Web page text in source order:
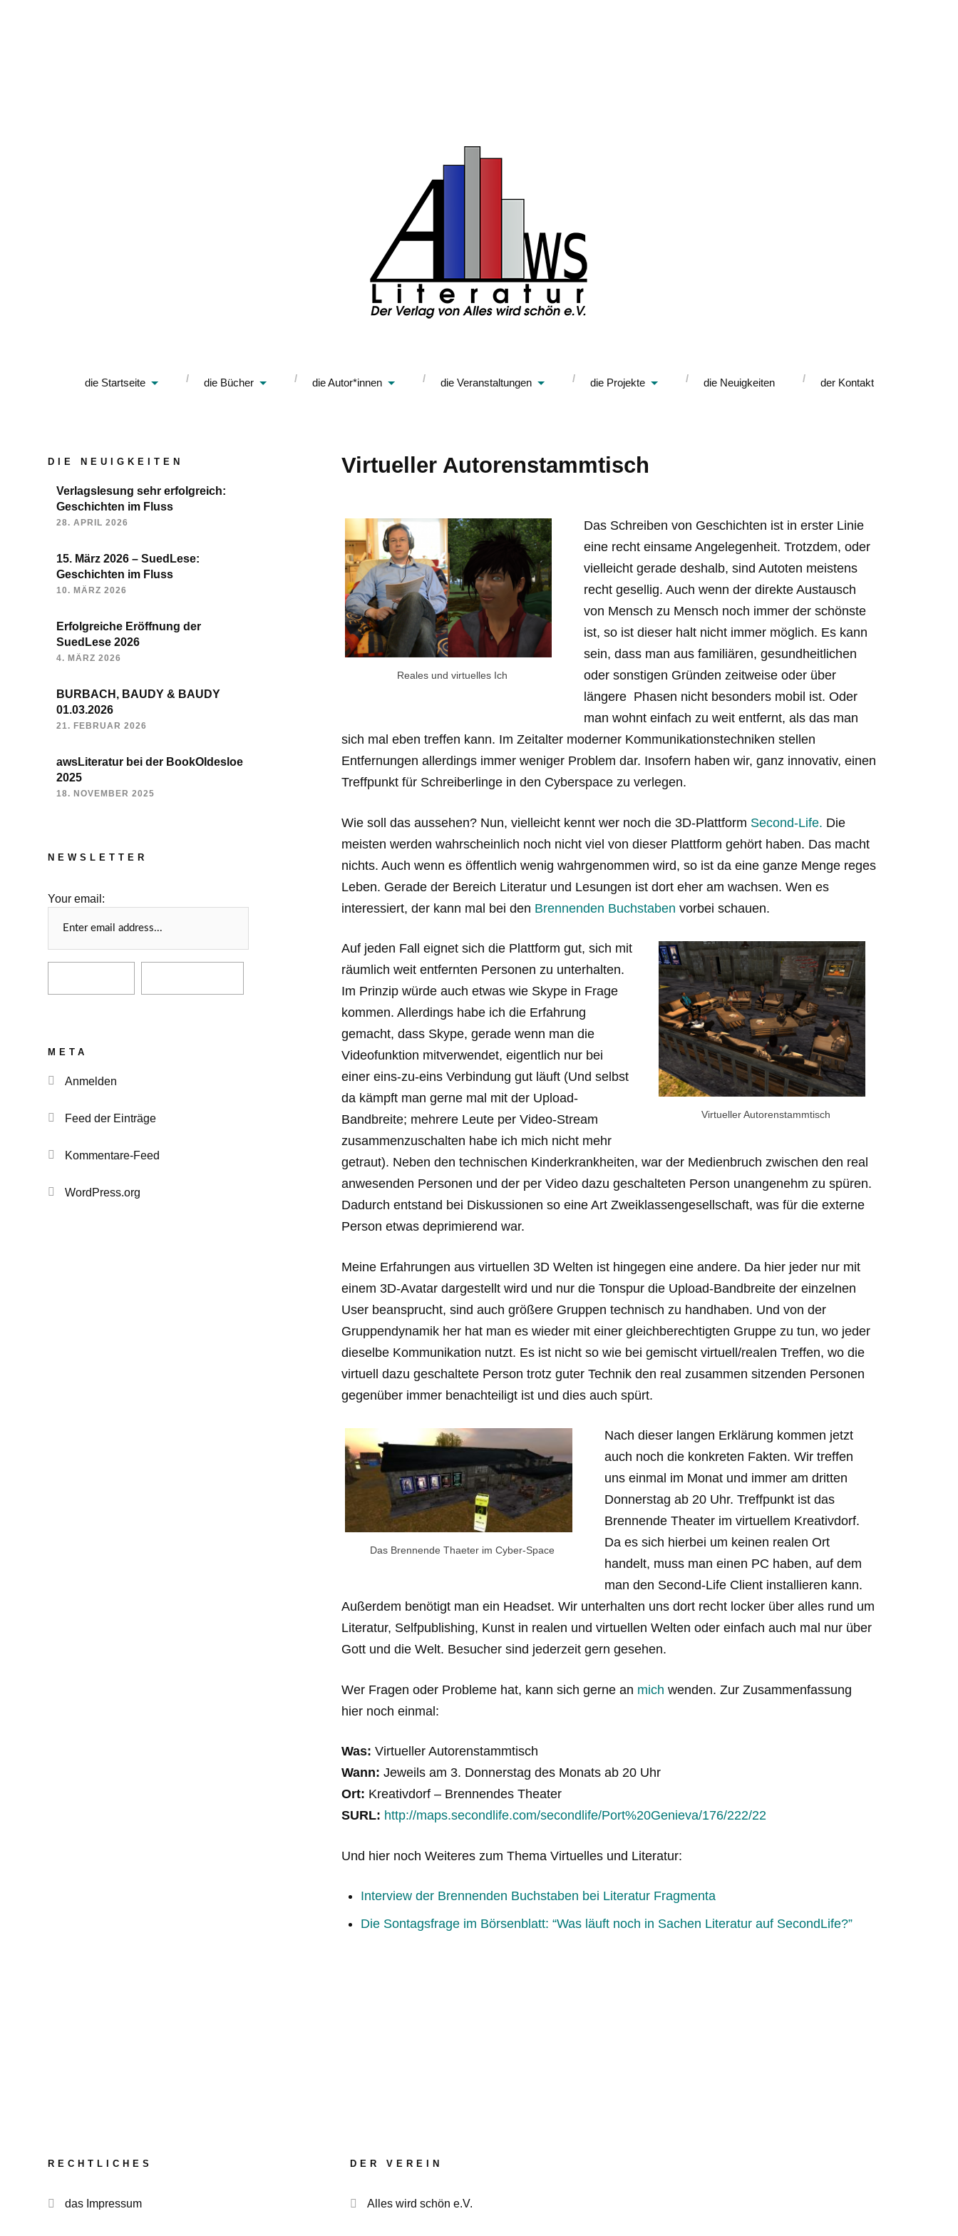
die Startseite die Bücher die Autor*innen die Veranstaltungen die Projekte die Neuigkeiten der Kontakt
Virtueller Autorenstammtisch
Reales und virtuelles Ich
Das Schreiben von Geschichten ist in erster Linie
eine recht einsame Angelegenheit. Trotzdem, oder
vielleicht gerade deshalb, sind Autoten meistens
recht gesellig. Auch wenn der direkte Austausch
von Mensch zu Mensch noch immer der schönste
ist, so ist dieser halt nicht immer möglich. Es kann
sein, dass man aus familiären, gesundheitlichen
oder sonstigen Gründen zeitweise oder über
längere Phasen nicht besonders mobil ist. Oder
man wohnt einfach zu weit entfernt, als das man
sich mal eben treffen kann. Im Zeitalter moderner Kommunikationstechniken stellen
Entfernungen allerdings immer weniger Problem dar. Insofern haben wir, ganz innovativ, einen
Treffpunkt für Schreiberlinge in den Cyberspace zu verlegen.
Wie soll das aussehen? Nun, vielleicht kennt wer noch die 3D-Plattform Second-Life. Die
meisten werden wahrscheinlich noch nicht viel von dieser Plattform gehört haben. Das macht
nichts. Auch wenn es öffentlich wenig wahrgenommen wird, so ist da eine ganze Menge reges
Leben. Gerade der Bereich Literatur und Lesungen ist dort eher am wachsen. Wen es
interessiert, der kann mal bei den Brennenden Buchstabenvorbei schauen.
Virtueller Autorenstammtisch
Auf jeden Fall eignet sich die Plattform gut, sich mit
räumlich weit entfernten Personen zu unterhalten.
Im Prinzip würde auch etwas wie Skype in Frage
kommen. Allerdings habe ich die Erfahrung
gemacht, dass Skype, gerade wenn man die
Videofunktion mitverwendet, eigentlich nur bei
einer eins-zu-eins Verbindung gut läuft (Und selbst
da kämpft man gerne mal mit der Upload-
Bandbreite; mehrere Leute per Video-Stream
zusammenzuschalten habe ich mich nicht mehr
getraut). Neben den technischen Kinderkrankheiten, war der Medienbruch zwischen den real
anwesenden Personen und der per Video dazu geschalteten Person unangenehm zu spüren.
Dadurch entstand bei Diskussionen so eine Art Zweiklassengesellschaft, was für die externe
Person etwas deprimierend war.
Meine Erfahrungen aus virtuellen 3D Welten ist hingegen eine andere. Da hier jeder nur mit
einem 3D-Avatar dargestellt wird und nur die Tonspur die Upload-Bandbreite der einzelnen
User beansprucht, sind auch größere Gruppen technisch zu handhaben. Und von der
Gruppendynamik her hat man es wieder mit einer gleichberechtigten Gruppe zu tun, wo jeder
dieselbe Kommunikation nutzt. Es ist nicht so wie bei gemischt virtuell/realen Treffen, wo die
virtuell dazu geschaltete Person trotz guter Technik den real zusammen sitzenden Personen
gegenüber immer benachteiligt ist und dies auch spürt.
Das Brennende Thaeter im Cyber-Space
Nach dieser langen Erklärung kommen jetzt
auch noch die konkreten Fakten. Wir treffen
uns einmal im Monat und immer am dritten
Donnerstag ab 20 Uhr. Treffpunkt ist das
Brennende Theater im virtuellem Kreativdorf.
Da es sich hierbei um keinen realen Ort
handelt, muss man einen PC haben, auf dem
man den Second-Life Client installieren kann.
Außerdem benötigt man ein Headset. Wir unterhalten uns dort recht locker über alles rund um
Literatur, Selfpublishing, Kunst in realen und virtuellen Welten oder einfach auch mal nur über
Gott und die Welt. Besucher sind jederzeit gern gesehen.
Wer Fragen oder Probleme hat, kann sich gerne an mich wenden. Zur Zusammenfassung
hier noch einmal:
Was: Virtueller Autorenstammtisch
Wann: Jeweils am 3. Donnerstag des Monats ab 20 Uhr
Ort: Kreativdorf – Brennendes Theater
SURL: http://maps.secondlife.com/secondlife/Port%20Genieva/176/222/22
Und hier noch Weiteres zum Thema Virtuelles und Literatur:
Interview der Brennenden Buchstaben bei Literatur Fragmenta
Die Sontagsfrage im Börsenblatt: “Was läuft noch in Sachen Literatur auf SecondLife?”
DIE NEUIGKEITEN
Verlagslesung sehr erfolgreich:
Geschichten im Fluss
28. APRIL 2026
15. März 2026 – SuedLese:
Geschichten im Fluss
10. MÄRZ 2026
Erfolgreiche Eröffnung der
SuedLese 2026
4. MÄRZ 2026
BURBACH, BAUDY & BAUDY
01.03.2026
21. FEBRUAR 2026
awsLiteratur bei der BookOldesloe
2025
18. NOVEMBER 2025
NEWSLETTER
Your email:
META
Anmelden
Feed der Einträge
Kommentare-Feed
WordPress.org
RECHTLICHES
das Impressum
DER VEREIN
Alles wird schön e.V.